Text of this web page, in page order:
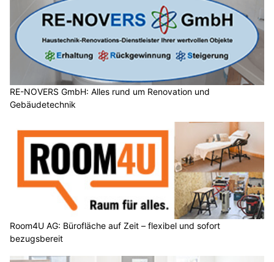
RE-NOVERS GmbH: Alles rund um Renovation und
Gebäudetechnik
Room4U AG: Bürofläche auf Zeit – flexibel und sofort
bezugsbereit